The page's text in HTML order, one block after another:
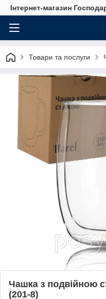
Інтернет-магазин
Товари та послуги
Чашка з подвійною
(201-8)